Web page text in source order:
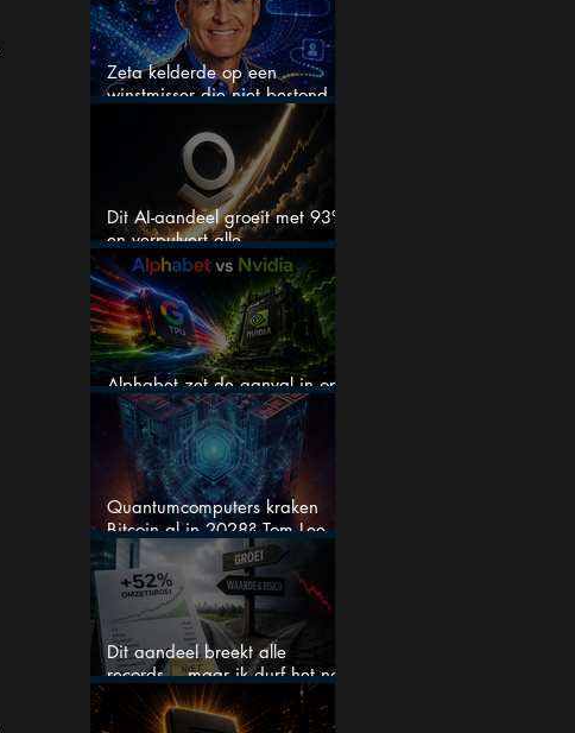
Zeta kelderde op een
winstmisser die niet bestond
maar zijn de aandelen
koopwaardig?
Dit AI-aandeel groeit met 93%
en verpulvert alle
verwachtingen, maar is het nu
nog wel koopwaardig?
Alphabet zet de aanval in op
Nvidia met eigen AI-chips
Quantumcomputers kraken
Bitcoin al in 2028? Tom Lee
luidt de alarmbel
Dit aandeel breekt alle
records… maar ik durf het na
deze koersstijging niet te
kopen